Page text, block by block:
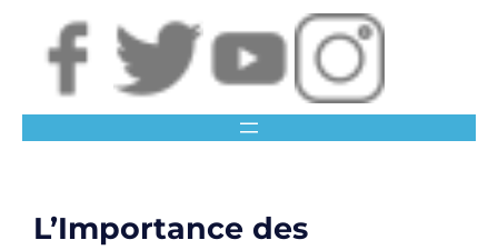
L’Importance des